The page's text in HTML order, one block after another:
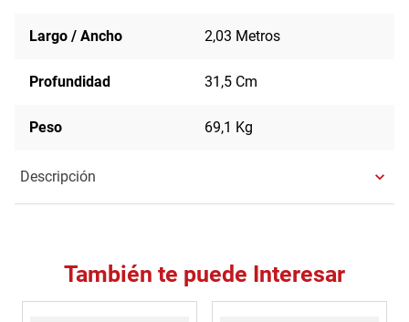
Largo / Ancho 2,03 Metros
Profundidad 31,5 Cm
Peso 69,1 Kg
Descripción
También te puede Interesar